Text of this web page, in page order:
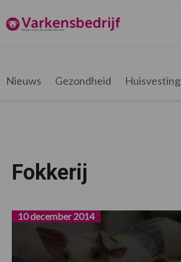
de
hoofdnavigatie
de
hoofd
de
voettekst
Varkensbedrijf.be
Nieuws Gezondheid Huisvesting
Fokkerij
10 december 2014